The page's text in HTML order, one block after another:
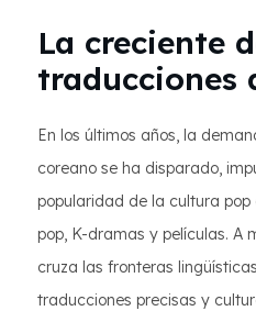
La creciente
traducciones
En los últimos años, la
coreano se ha disparado,
popularidad de la cultura
pop, K-dramas y películas. A
cruza las fronteras
traducciones precisas y